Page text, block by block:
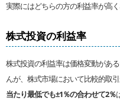
実際にはどちらの方の利益率が高
株式投資の利益率
株式投資の利益率は価格変動があ
んが、株式市場において比較的取
当たり最低でも±1％の合わせて2％